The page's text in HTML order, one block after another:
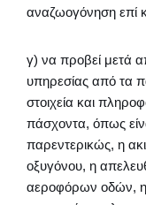
αναζωογόνηση επί
γ) να προβεί μετά
υπηρεσίας από τα
στοιχεία και
πάσχοντα, όπως
παρεντερικώς, η
οξυγόνου, η
αεροφόρων οδών, η